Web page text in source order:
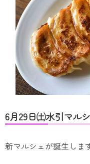
6月29日㈯水引マル
新マルシェが誕生しま